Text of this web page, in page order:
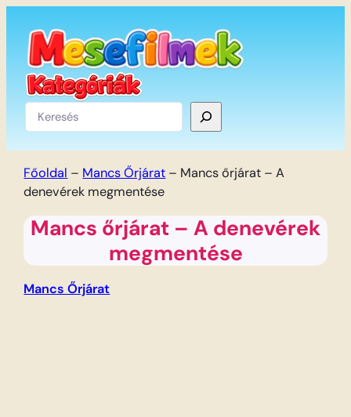
tartalomhoz
Keresés
Főoldal – Mancs Őrjárat – Mancs őrjárat – A
denevérek megmentése
Mancs őrjárat – A denevérek
megmentése
Mancs Őrjárat